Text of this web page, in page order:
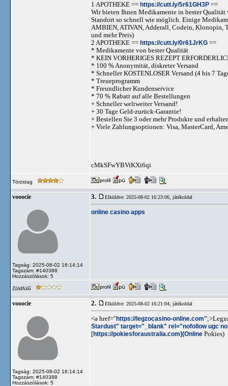
1 APOTHEKE == https://cutt.ly/5r61GH3P ==
Wir bieten Ihnen Medikamente in bester
Standort so schnell wie möglich. Einige
AMBIEN, ATIVAN, Adderall, Codein, Klonopin,
und mehr Preis)
2 APOTHEKE == https://cutt.ly/0r61JrKG ==
* Medikamente von bester Qualität
* KEIN VORHERIGES REZEPT
* 100 % Anonymität, diskreter Versand
* Schneller KOSTENLOSER Versand (4 bis 7
* Treueprogramm
* Freundlicher Kundenservice
* 70 % Rabatt auf alle Bestellungen
+ Schneller weltweiter Versand!
+ 30 Tage Geld-zurück-Garantie!
+ Bestellen Sie 3 oder mehr Produkte und
+ Viele Zahlungsoptionen: Visa, MasterCard,
cMkSFwYBViKXi6qi
Törzstag
vooocie
Tagság: 2025-08-02 16:14:14
Tagszám: #140388
Hozzászólások: 5
3. Elküldve: 2025-08-02 16:23:06, játékoldal
online casino apps
Zöldfülű
vooocie
Tagság: 2025-08-02 16:14:14
Tagszám: #140388
Hozzászólások: 5
2. Elküldve: 2025-08-02 16:21:04, játékoldal
<a href="https://legzocasino-online.com"
Stardust" target="_blank" rel="nofollow ugc
[https://pokiesforaustralia.com](Online Pokies)